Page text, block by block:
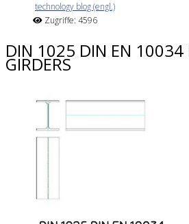
technology blog (engl.)
Zugriffe: 4596
DIN 1025 DIN EN 10034
GIRDERS